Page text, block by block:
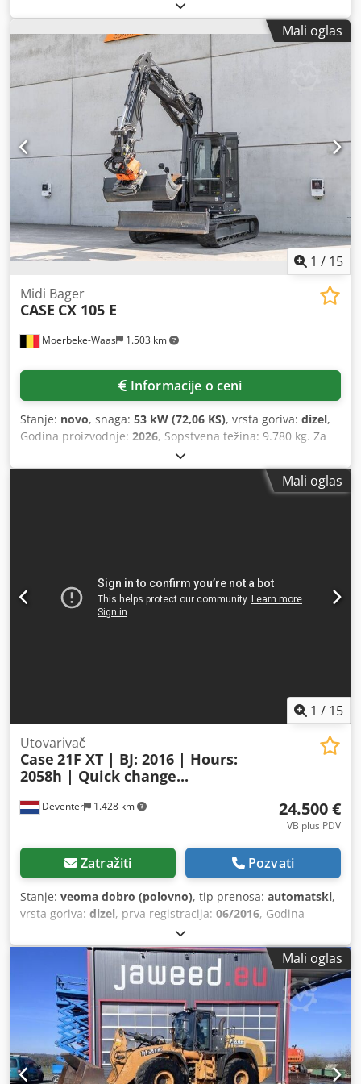
klima uređaj, pogon na sve točkove
Credpfx Ajwlmt Isn Usf Dužina: 4.692 mm Širina: 2.507 mm
Visina: 2.997 mm Međuosovinsko rastojanje: 2.723 mm
Nominalna snaga: 105.9 kV, 144hp Nominalna brzina:
2,200 rpm Broj cilindara: 6 Zapremina: 7.480 cm³ Porast
obrtnog momenta: 51.3 Pogon na sva četiri točka
Mali oglas
1 / 15
Moerbeke-Waas 1.503 km
Midi Bager
CASE CX 105 E
Informacije o ceni
Stanje: novo, snaga: 53 kW (72,06 KS), vrsta goriva: dizel,
Godina proizvodnje: 2026, Sopstvena težina: 9.780 kg. Za
više informacija, obratite se odeljenju prodaje kompanije
KEY-TEC. Crodpfx Anjzrrw Ae Uof
Mali oglas
1 / 15
Deventer 1.428 km
Utovarivač
Case 21F XT | BJ: 2016 | Hours:
2058h | Quick change...
24.500 €
VB plus PDV
Zatražiti Pozvati
Stanje: veoma dobro (polovno), tip prenosa: automatski,
vrsta goriva: dizel, prva registracija: 06/2016, Godina
, radni sati:2.058 h
Dodatne opcije i pribor = - Zatvorena kabina - Radio/CD
plejer = Napomene = CASE 21F XT utovarivač iz 2016.
godine sa samo 2.058 radnih sati. Ovaj kompaktan i snažan
utovarivač je iz Nemačke i u odličnom je stanju, dobro
održavan. Mašina je odmah spremna za upotrebu i idealna
je za zemljane radove, poljoprivredu, reciklažu,
popločavanje i radove u dvorištu. Mašina je opremljena
hidrauličnim sistemom za brzu zamenu priključaka, kao i
Mali oglas